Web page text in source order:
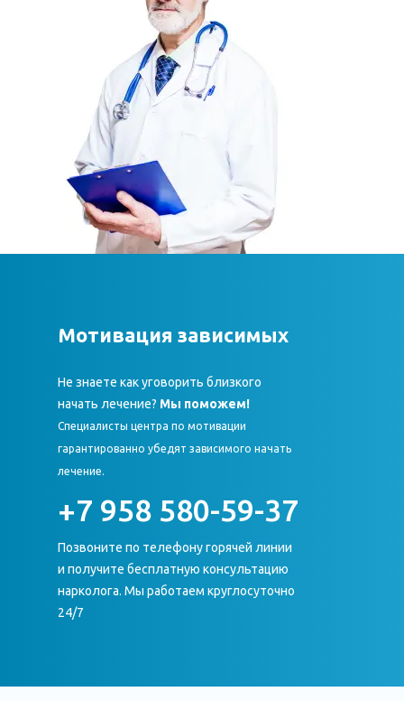
Мотивация зависимых
Не знаете как уговорить близкого
начать лечение? Мы поможем!
Специалисты центра по мотивации
гарантированно убедят зависимого начать
лечение.
+7 958 580-59-37
Позвоните по телефону горячей линии
и получите бесплатную консультацию
нарколога. Мы работаем круглосуточно
24/7